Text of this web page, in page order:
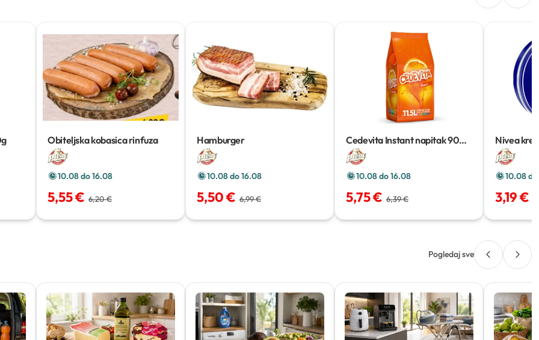
Obiteljska kobasica rinfuza
10.08 do 16.08
5,55 € 6,20 €
Hamburger
10.08 do 16.08
5,50 € 6,99 €
Cedevita Instant napitak900
g
10.08 do 16.08
5,75 € 6,39 €
Nivea
10.08
3,19 €
Pogledaj sve